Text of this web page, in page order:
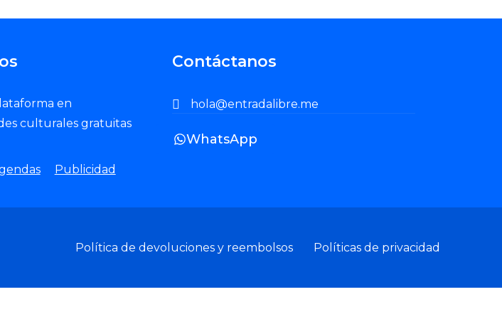
en
culturales gratuitas
Publicidad
Contáctanos
hola@entradalibre.me
WhatsApp
Política de devoluciones y reembolsos Políticas de privacidad